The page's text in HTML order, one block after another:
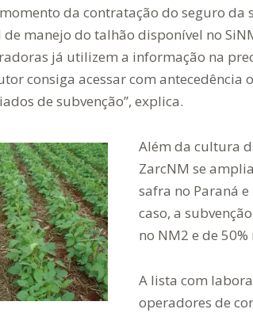
da contratação do seguro da
de manejo do talhão disponível no
já utilizem a informação na
consiga acessar com antecedência
de subvenção”, explica.
Além da cultura
ZarcNM se
safra no Paraná e
caso, a
no NM2 e de
A lista com
operadores de